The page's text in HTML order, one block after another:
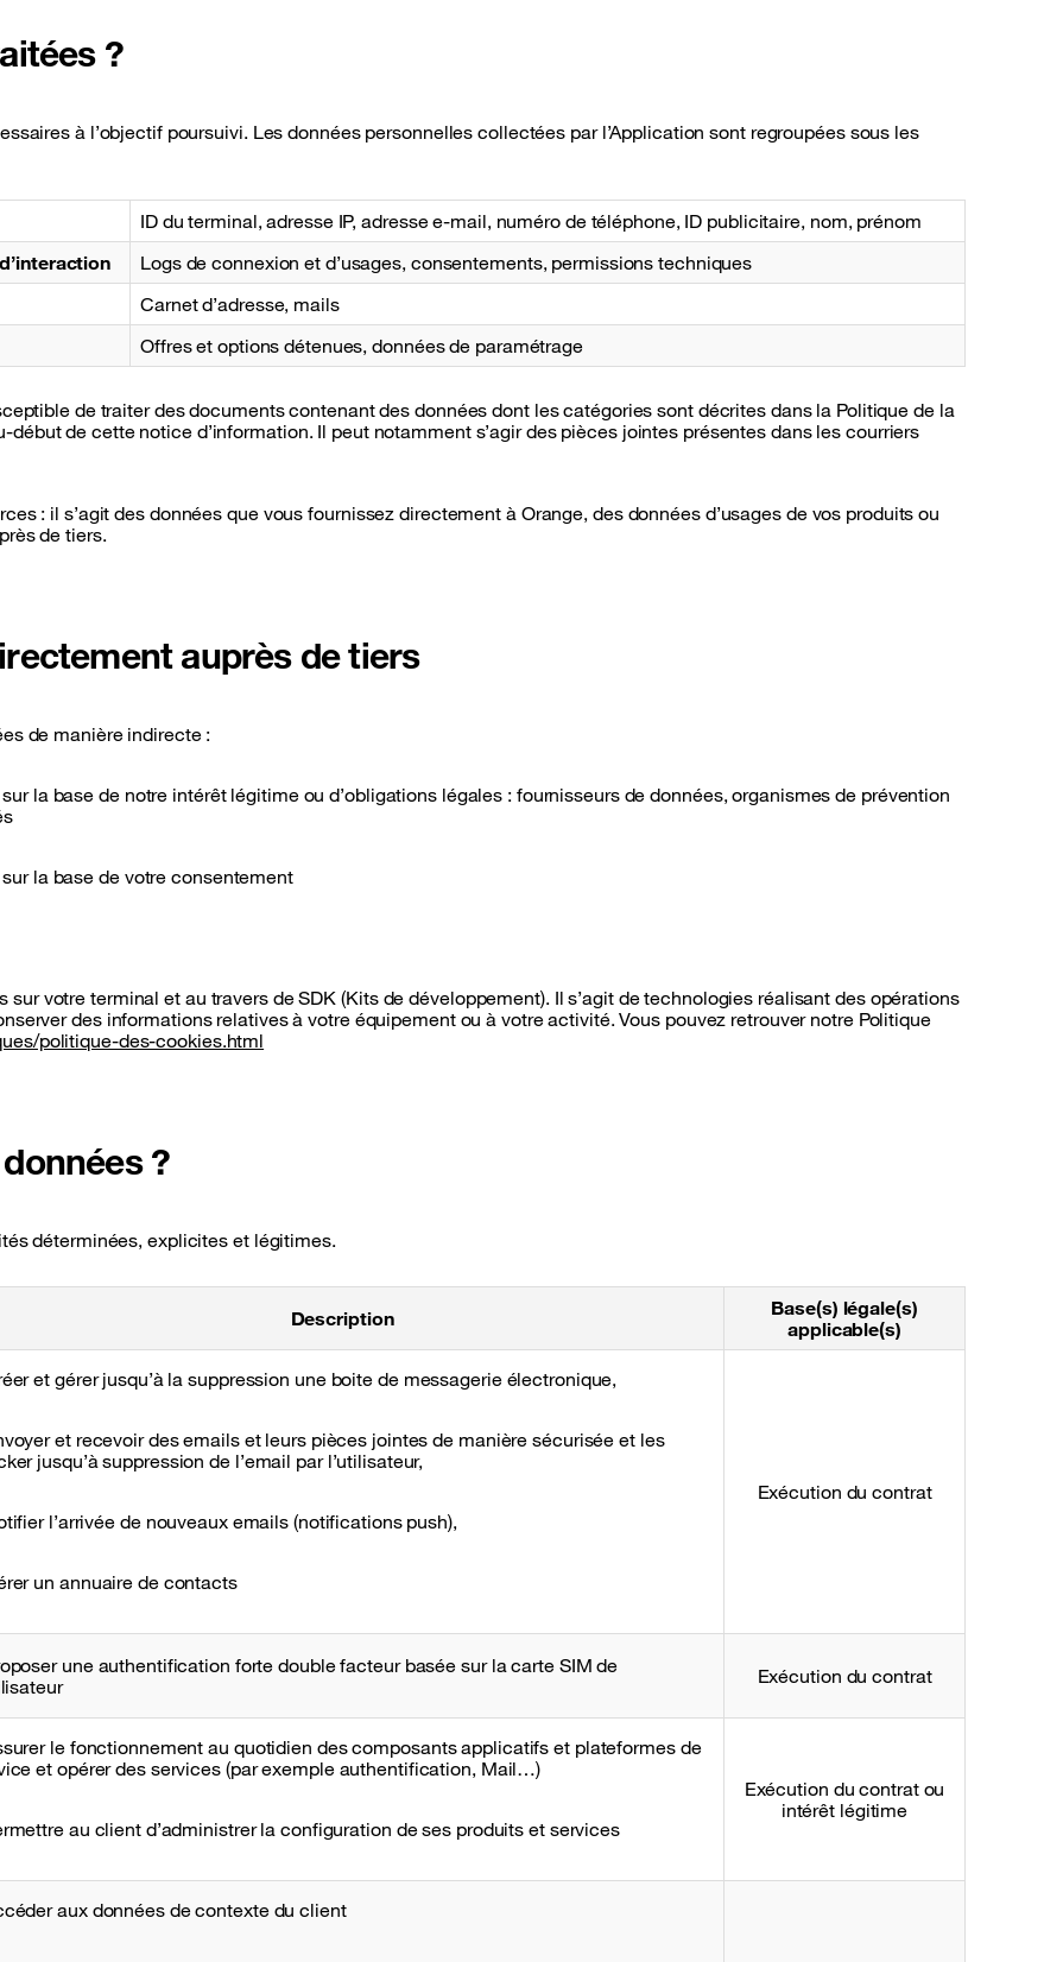
?
à l’objectif poursuivi. Les données personnelles collectées par l’Application sont regroupées sous les
ID du terminal, adresse IP, adresse e-mail, numéro de téléphone, ID publicitaire, nom, prénom
Logs de connexion et d’usages, consentements, permissions techniques
Carnet d’adresse, mails
Offres et options détenues, données de paramétrage
de traiter des documents contenant des données dont les catégories sont décrites dans la Politique de la
de cette notice d’information. Il peut notamment s’agir des pièces jointes présentes dans les courriers
: il s’agit des données que vous fournissez directement à Orange, des données d’usages de vos produits ou
de tiers.
auprès de tiers
de manière indirecte :
la base de notre intérêt légitime ou d’obligations légales : fournisseurs de données, organismes de prévention
la base de votre consentement
votre terminal et au travers de SDK (Kits de développement). Il s’agit de technologies réalisant des opérations
des informations relatives à votre équipement ou à votre activité. Vous pouvez retrouver notre Politique
politique-des-cookies.html
?
déterminées, explicites et légitimes.
Description
Base(s) légale(s)
applicable(s)
et gérer jusqu’à la suppression une boite de messagerie électronique,
et recevoir des emails et leurs pièces jointes de manière sécurisée et les
jusqu’à suppression de l’email par l’utilisateur,
l’arrivée de nouveaux emails (notifications push),
un annuaire de contacts
Exécution du contrat
une authentification forte double facteur basée sur la carte SIM de
Exécution du contrat
le fonctionnement au quotidien des composants applicatifs et plateformes de
et opérer des services (par exemple authentification, Mail…)
au client d’administrer la configuration de ses produits et services
Exécution du contrat ou
intérêt légitime
aux données de contexte du client